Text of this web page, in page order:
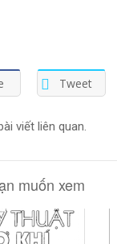
Tweet
viết liên quan.
muốn xem